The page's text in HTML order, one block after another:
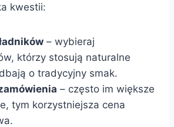
kwestii:
– wybieraj
którzy stosują naturalne
o tradycyjny smak.
– często im większe
tym korzystniejsza cena